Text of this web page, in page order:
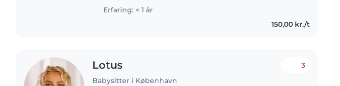
omsorgsfuld, og kommer..
Erfaring: < 1 år
150,00 kr./t
Lotus
Babysitter i København
3